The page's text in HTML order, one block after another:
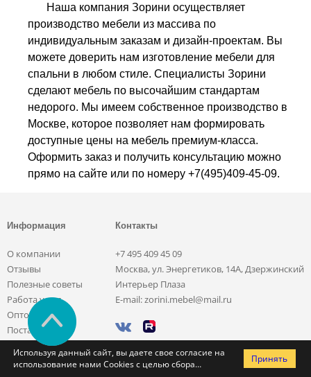
Наша компания Зорини осуществляет
производство мебели из массива по
индивидуальным заказам и дизайн-проектам. Вы
можете доверить нам изготовление мебели для
спальни в любом стиле. Специалисты Зорини
сделают мебель по высочайшим стандартам
недорого. Мы имеем собственное производство в
Москве, которое позволяет нам формировать
доступные цены на мебель премиум-класса.
Оформить заказ и получить консультацию можно
прямо на сайте или по номеру +7(495)409-45-09.
Информация
О компании
Отзывы
Полезные советы
Работа у нас
Оптовикам
Поставщикам
Обмен и возврат
Карта сайта
Контакты
+7 495 409 45 09
Москва, ул. Энергетиков, 14А, Дзержинский
Интерьер Плаза
E-mail: zorini.mebel@mail.ru
© 2026 ООО «ЗОРИНИ»
Используя данный сайт, вы даете свое согласие на
использование нами Cookies с целью сбора
Принять